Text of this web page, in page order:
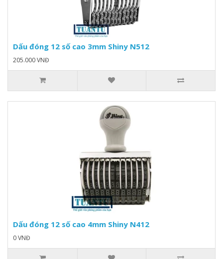
Dấu đóng 12 số cao 3mm Shiny N512
205.000 VNĐ
Dấu đóng 12 số cao 4mm Shiny N412
0 VNĐ